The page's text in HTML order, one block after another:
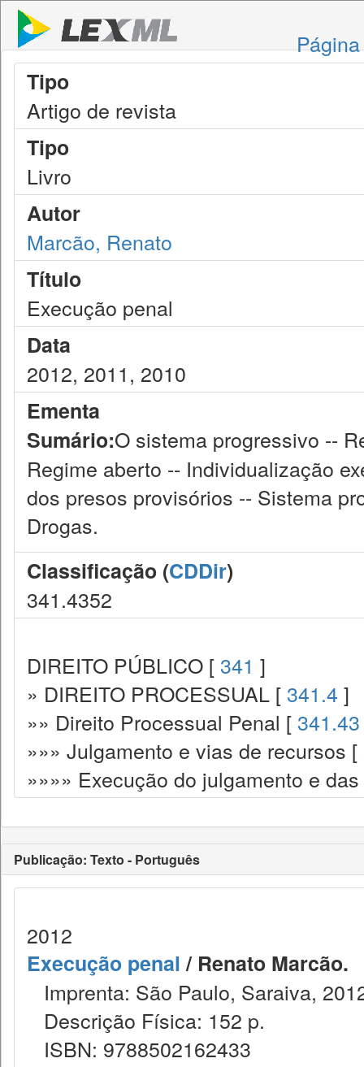
Tipo
Artigo de revista
Tipo
Livro
Autor
Marcão, Renato
Título
Execução penal
Data
2012, 2011, 2010
Ementa
Sumário:O sistema progressivo --
Regime aberto -- Individualização
dos presos provisórios -- Sistema
Drogas.
Classificação (CDDir)
341.4352
DIREITO PÚBLICO [ 341 ]
» DIREITO PROCESSUAL [ 341.4 ]
»» Direito Processual Penal [ 341.43
»»» Julgamento e vias de recursos [
»»»» Execução do julgamento e
Publicação: Texto - Português
2012
Execução penal/ Renato Marcão.
Imprenta: São Paulo, Saraiva,
Descrição Física: 152 p.
ISBN: 9788502162433